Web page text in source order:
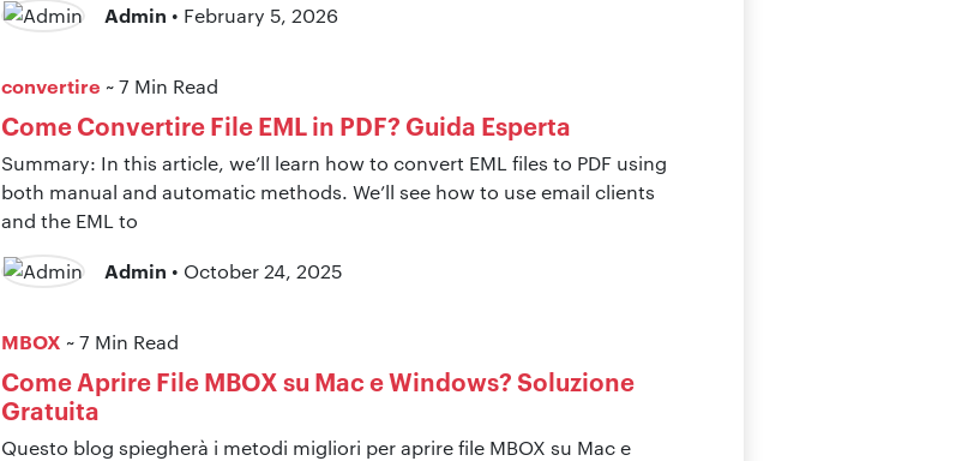
Admin • February 5, 2026
convertire ~ 7 Min Read
Come Convertire File EML in PDF? Guida Esperta
Summary: In this article, we’ll learn how to convert EML files to PDF using
both manual and automatic methods. We’ll see how to use email clients
and the EML to
Admin • October 24, 2025
MBOX ~ 7 Min Read
Come Aprire File MBOX su Mac e Windows? Soluzione
Gratuita
Questo blog spiegherà i metodi migliori per aprire file MBOX su Mac e